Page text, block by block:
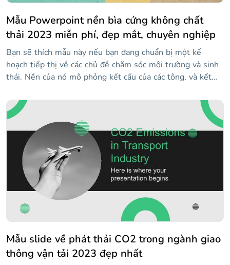
Mẫu Powerpoint nền bìa cứng không chất
thải 2023 miễn phí, đẹp mắt, chuyên nghiệp
Bạn sẽ thích mẫu này nếu bạn đang chuẩn bị một kế
hoạch tiếp thị về các chủ đề chăm sóc môi trường và sinh
thái. Nền của nó mô phỏng kết cấu của các tông, và kết
nhiên. Sử dụng biểu đồ để hiển thị thị phần, bản đồ để
cho biết đối tượng của bạn đang ở đâu và sơ đồ để giải
thích các kênh phân phối và chi tiết về hành động của các
chiến dịch khác nhau của bạn.
Mẫu slide về phát thải CO2 trong ngành giao
thông vận tải 2023 đẹp nhất